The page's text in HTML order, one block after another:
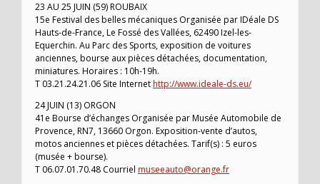
23 AU 25 JUIN (59) ROUBAIX
15e Festival des belles mécaniques Organisée par IDéale DS
Hauts-de-France, Le Fossé des Vallées, 62490 Izel-les-
Equerchin. Au Parc des Sports, exposition de voitures
anciennes, bourse aux pièces détachées, documentation,
miniatures. Horaires : 10h-19h.
T 03.21.24.21.06 Site Internethttp://www.ideale-ds.eu/
24 JUIN (13) ORGON
41e Bourse d’échanges Organisée par Musée Automobile de
Provence, RN7, 13660 Orgon. Exposition-vente d’autos,
motos anciennes et pièces détachées. Tarif(s) : 5 euros
(musée + bourse).
T 06.07.01.70.48 Courriel museeauto@orange.fr